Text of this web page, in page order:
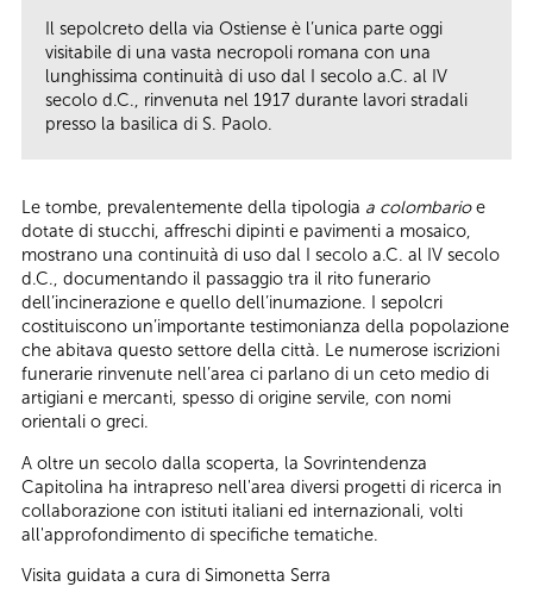
Il sepolcreto della via Ostiense è l’unica parte oggi
visitabile di una vasta necropoli romana con una
lunghissima continuità di uso dal I secolo a.C. al IV
secolo d.C., rinvenuta nel 1917 durante lavori stradali
presso la basilica di S. Paolo.
Le tombe, prevalentemente della tipologia a colombarioe
dotate di stucchi, affreschi dipinti e pavimenti a mosaico,
mostrano una continuità di uso dal I secolo a.C. al IV secolo
d.C., documentando il passaggio tra il rito funerario
dell’incinerazione e quello dell’inumazione. I sepolcri
costituiscono un’importante testimonianza della popolazione
che abitava questo settore della città. Le numerose iscrizioni
funerarie rinvenute nell’area ci parlano di un ceto medio di
artigiani e mercanti, spesso di origine servile, con nomi
orientali o greci.
A oltre un secolo dalla scoperta, la Sovrintendenza
Capitolina ha intrapreso nell'area diversi progetti di ricerca in
collaborazione con istituti italiani ed internazionali, volti
all'approfondimento di specifiche tematiche.
Visita guidata a cura di Simonetta Serra